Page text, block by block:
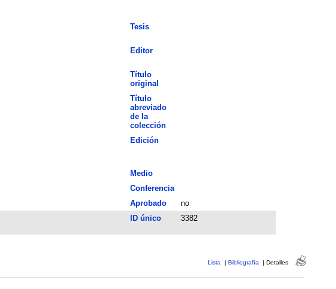
Tesis
Editor
Título
original
Título
abreviado
de la
colección
Edición
Medio
Conferencia
Aprobado
no
ID único 3382
Lista | Bibliografía | Detalles